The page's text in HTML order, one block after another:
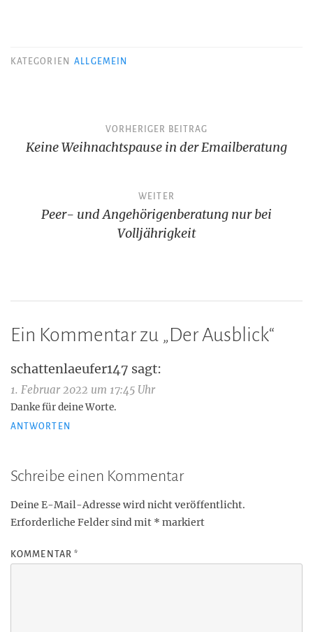
KATEGORIEN ALLGEMEIN
Beitragsnavigation
VORHERIGER BEITRAG
Keine Weihnachtspause in der Emailberatung
WEITER
Peer- und Angehörigenberatung nur bei
Volljährigkeit
Ein Kommentar zu „Der Ausblick“
schattenlaeufer147 sagt:
1. Februar 2022 um 17:45 Uhr
Danke für deine Worte.
ANTWORTEN
Schreibe einen Kommentar
Deine E-Mail-Adresse wird nicht veröffentlicht.
Erforderliche Felder sind mit * markiert
KOMMENTAR*